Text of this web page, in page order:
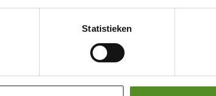
Statistieken
Breda
12:00 – 17:00
12:00 – 17:00
12:00 – 17:00